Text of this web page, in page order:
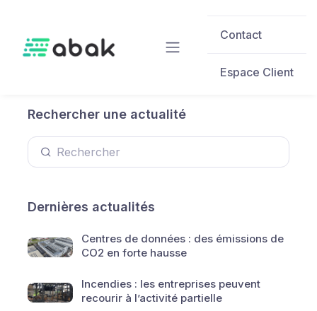
Contact
Espace Client
Rechercher une actualité
Dernières actualités
Centres de données : des émissions de
CO2 en forte hausse
Incendies : les entreprises peuvent
recourir à l’activité partielle